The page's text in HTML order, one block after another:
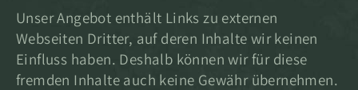
Unser Angebot enthält Links zu externen
Webseiten Dritter, auf deren Inhalte wir keinen
Einfluss haben. Deshalb können wir für diese
fremden Inhalte auch keine Gewähr übernehmen.